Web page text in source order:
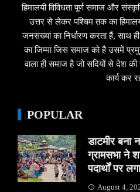
हिमालयी विविधता पूर्ण समाज और
उत्तर से लेकर पश्चिम तक का
जनसख्यां का निर्धारण करता हैं, साथ
का जिम्मा जिस समाज को है उसमें
वाला ही समाज है जो सदियों से देश
कार्य कर
POPULAR
डाटमीर बना
ग्रामसभा ने
पदार्थों पर
August 4,